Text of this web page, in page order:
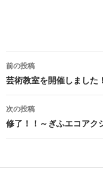
投
稿
ナ
ビ
ー
前の投稿
芸術教室を開催しました！
次の投稿
修了！！～ぎふエコアク